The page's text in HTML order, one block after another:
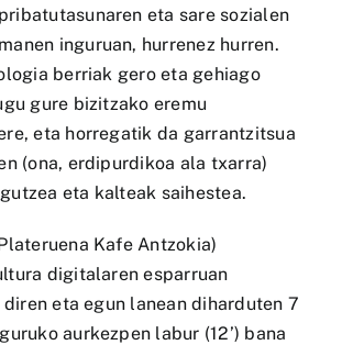
eta sare sozialen
inguruan, hurrenez hurren.
berriak gero eta gehiago
gure bizitzako eremu
eta horregatik da garrantzitsua
(ona, erdipurdikoa ala txarra)
eta kalteak saihestea.
Kafe Antzokia)
digitalaren esparruan
eta egun lanean diharduten 7
aurkezpen labur (12’) bana